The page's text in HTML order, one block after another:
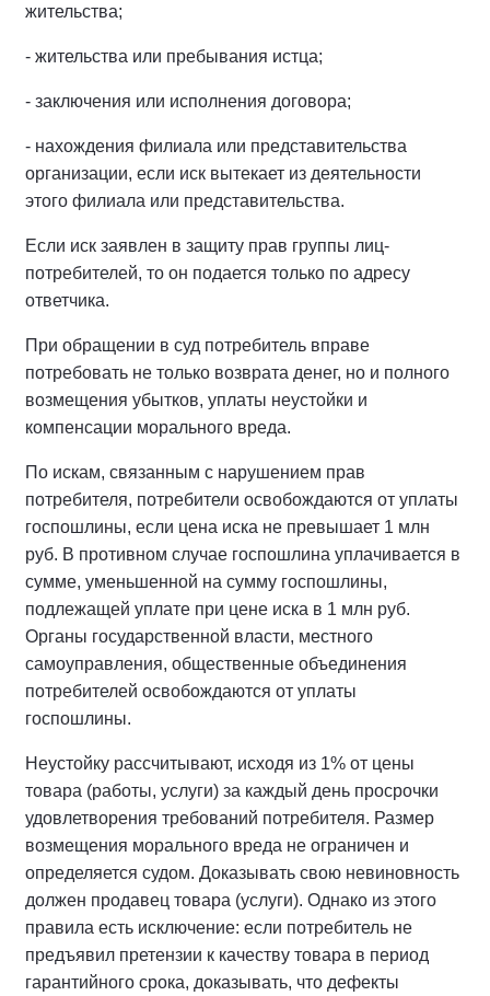
жительства;
- жительства или пребывания истца;
- заключения или исполнения договора;
- нахождения филиала или представительства
организации, если иск вытекает из деятельности
этого филиала или представительства.
Если иск заявлен в защиту прав группы лиц-
потребителей, то он подается только по адресу
ответчика.
При обращении в суд потребитель вправе
потребовать не только возврата денег, но и полного
возмещения убытков, уплаты неустойки и
компенсации морального вреда.
По искам, связанным с нарушением прав
потребителя, потребители освобождаются от уплаты
госпошлины, если цена иска не превышает 1 млн
руб. В противном случае госпошлина уплачивается в
сумме, уменьшенной на сумму госпошлины,
подлежащей уплате при цене иска в 1 млн руб.
Органы государственной власти, местного
самоуправления, общественные объединения
потребителей освобождаются от уплаты
госпошлины.
Неустойку рассчитывают, исходя из 1% от цены
товара (работы, услуги) за каждый день просрочки
удовлетворения требований потребителя. Размер
возмещения морального вреда не ограничен и
определяется судом. Доказывать свою невиновность
должен продавец товара (услуги). Однако из этого
правила есть исключение: если потребитель не
предъявил претензии к качеству товара в период
гарантийного срока, доказывать, что дефекты